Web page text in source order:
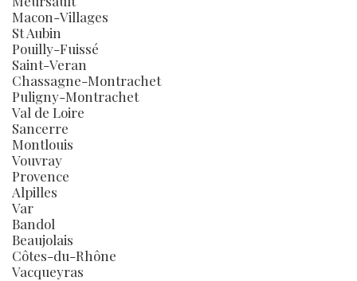
Macon-Villages
St Aubin
Pouilly-Fuissé
Saint-Veran
Chassagne-Montrachet
Puligny-Montrachet
Val de Loire
Sancerre
Montlouis
Vouvray
Provence
Alpilles
Var
Bandol
Beaujolais
Côtes-du-Rhône
Vacqueyras